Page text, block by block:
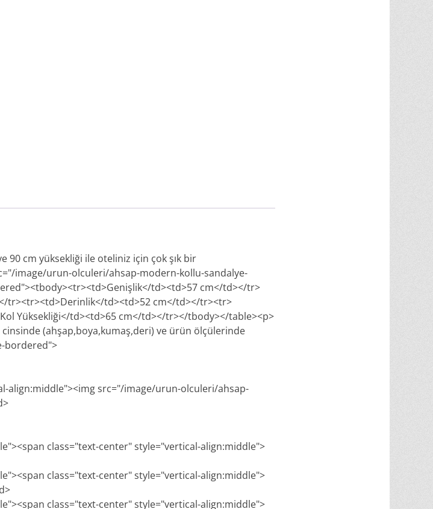
90 cm yüksekliği ile oteliniz için çok şık bir
image/urun-olculeri/ahsap-modern-kollu-sandalye-
td><td>57 cm</td></tr>
tr><tr><td>Derinlik</td><td>52 cm</td></tr><tr>
Yüksekliği</td><td>65 cm</td></tr></tbody></table><p>
(ahşap,boya,kumaş,deri) ve ürün ölçülerinde
bordered">
align:middle"><img src="/image/urun-olculeri/ahsap-
class="text-center" style="vertical-align:middle">
class="text-center" style="vertical-align:middle">
class="text-center" style="vertical-align:middle">